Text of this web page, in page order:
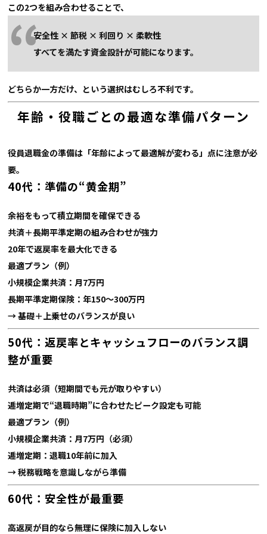
この2つを組み合わせることで、
安全性 × 節税 × 利回り × 柔軟性
すべてを満たす資金設計が可能になります。
どちらか一方だけ、という選択はむしろ不利です。
年齢・役職ごとの最適な準備パターン
役員退職金の準備は「年齢によって最適解が変わる」点に注意が必
要。
40代：準備の“黄金期”
余裕をもって積立期間を確保できる
共済＋長期平準定期の組み合わせが強力
20年で返戻率を最大化できる
最適プラン（例）
小規模企業共済：月7万円
長期平準定期保険：年150〜300万円
→ 基礎＋上乗せのバランスが良い
50代：返戻率とキャッシュフローのバランス調
整が重要
共済は必須（短期間でも元が取りやすい）
逓増定期で“退職時期”に合わせたピーク設定も可能
最適プラン（例）
小規模企業共済：月7万円（必須）
逓増定期：退職10年前に加入
→ 税務戦略を意識しながら準備
60代：安全性が最重要
高返戻が目的なら無理に保険に加入しない